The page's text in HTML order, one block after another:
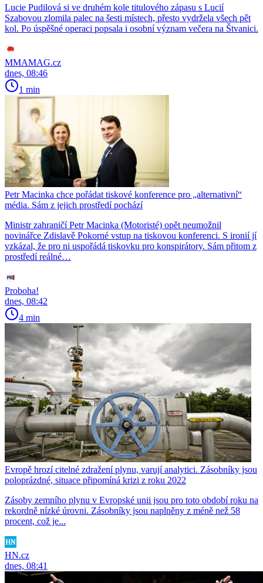
Lucie Pudilová si ve druhém kole titulového zápasu s Lucií
Szabovou zlomila palec na šesti místech, přesto vydržela všech pět
kol. Po úspěšné operaci popsala i osobní význam večera na Štvanici.
MMAMAG.cz
dnes, 08:46
1 min
Petr Macinka chce pořádat tiskové konference pro „alternativní“
média. Sám z jejich prostředí pochází
Ministr zahraničí Petr Macinka (Motoristé) opět neumožnil
novinářce Zdislavě Pokorné vstup na tiskovou konferenci. S ironií jí
vzkázal, že pro ni uspořádá tiskovku pro konspirátory. Sám přitom z
prostředí reálné…
Proboha!
dnes, 08:42
4 min
Evropě hrozí citelné zdražení plynu, varují analytici. Zásobníky jsou
poloprázdné, situace připomíná krizi z roku 2022
Zásoby zemního plynu v Evropské unii jsou pro toto období roku na
rekordně nízké úrovni. Zásobníky jsou naplněny z méně než 58
procent, což je...
HN.cz
dnes, 08:41